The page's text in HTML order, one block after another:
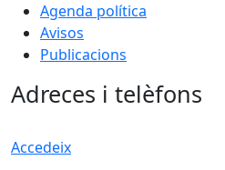
Agenda política
Avisos
Publicacions
Adreces i telèfons
Accedeix